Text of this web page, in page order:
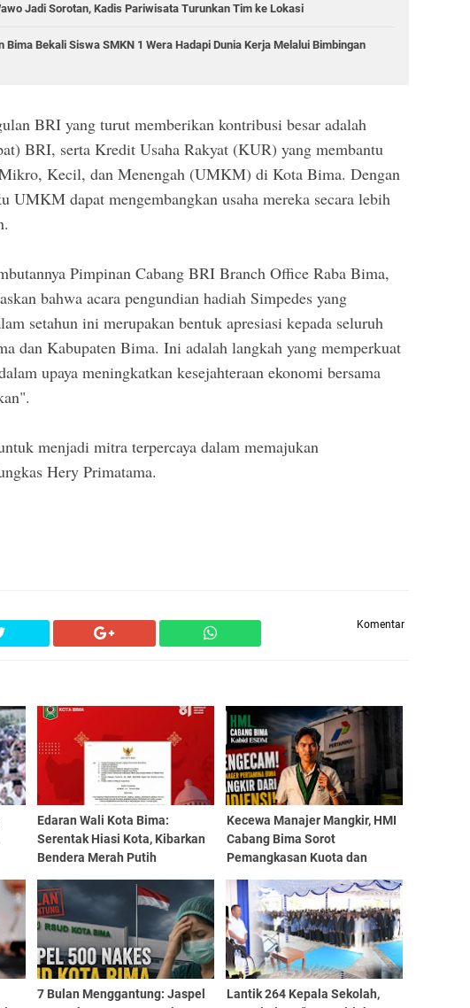
Jadi Sorotan, Kadis Pariwisata Turunkan Tim ke Lokasi
Bima Bekali Siswa SMKN 1 Wera Hadapi Dunia Kerja Melalui Bimbingan
BRI yang turut memberikan kontribusi besar adalah
BRI, serta Kredit Usaha Rakyat (KUR) yang membantu
Kecil, dan Menengah (UMKM) di Kota Bima. Dengan
UMKM dapat mengembangkan usaha mereka secara lebih
Pimpinan Cabang BRI Branch Office Raba Bima,
bahwa acara pengundian hadiah Simpedes yang
setahun ini merupakan bentuk apresiasi kepada seluruh
dan Kabupaten Bima. Ini adalah langkah yang memperkuat
upaya meningkatkan kesejahteraan ekonomi bersama
menjadi mitra terpercaya dalam memajukan
Hery Primatama.
Komentar
Edaran Wali Kota Bima:
Serentak Hiasi Kota, Kibarkan
Bendera Merah Putih
Kecewa Manajer Mangkir, HMI
Cabang Bima Sorot
Pemangkasan Kuota dan
7 Bulan Menggantung: Jaspel
Lantik 264 Kepala Sekolah,